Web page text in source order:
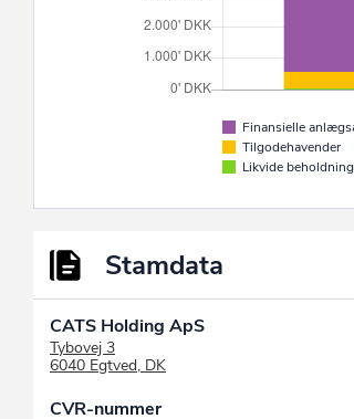
Finansielle
Tilgodehavender
Likvide
Stamdata
CATS Holding ApS
Tybovej 3
6040 Egtved, DK
CVR-nummer